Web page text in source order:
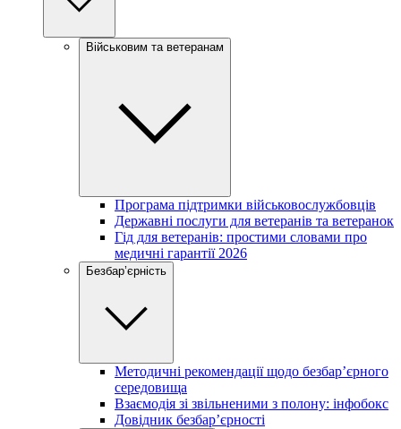
Військовим та ветеранам
Програма підтримки військовослужбовців
Державні послуги для ветеранів та ветеранок
Гід для ветеранів: простими словами про
медичні гарантії 2026
Безбар’єрність
Методичні рекомендації щодо безбар’єрного
середовища
Взаємодія зі звільненими з полону: інфобокс
Довідник безбар’єрності